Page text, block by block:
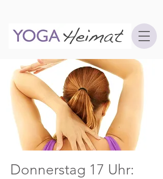
Donnerstag 17 Uhr: